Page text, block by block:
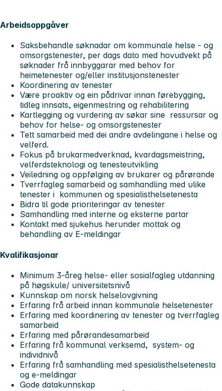
Arbeidsoppgåver
Saksbehandle søknadar om kommunale helse - og
omsorgstenester, per dags dato med hovudvekt på
søknader frå innbyggarar med behov for
heimetenester og/eller institusjonstenester
Koordinering av tenester
Være proaktiv og ein pådrivar innan førebygging,
tidleg innsats, eigenmestring og rehabilitering
Kartlegging og vurdering av søkar sine ressursar og
behov for helse- og omsorgstenester
Tett samarbeid med dei andre avdelingane i helse og
velferd.
Fokus på brukarmedverknad, kvardagsmeistring,
velferdsteknologi og tenesteutvikling
Veiledning og oppfølging av brukarer og pårørande
Tverrfagleg samarbeid og samhandling med ulike
tenester i kommunen og spesialisthelsetenesta
Bidra til gode prioriteringar av tenester
Samhandling med interne og eksterne partar
Kontakt med sjukehus herunder mottak og
behandling av E-meldingar
Kvalifikasjonar
Minimum 3-åreg helse- eller sosialfagleg utdanning
på høgskule/ universitetsnivå
Kunnskap om norsk helselovgivning
Erfaring frå arbeid innan kommunale helsetenester
Erfaring med koordinering av tenester og tverrfagleg
samarbeid
Erfaring med pårørandesamarbeid
Erfaring frå kommunal verksemd, system- og
individnivå
Erfaring frå samhandling med spesialisthelsetenesta
og e-meldingar
Gode datakunnskap